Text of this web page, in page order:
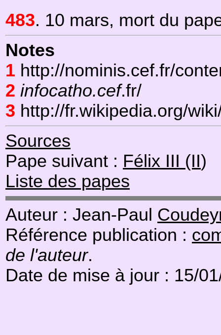
483. 10 mars, mort du
Notes
1 http://nominis.cef.fr/
2 infocatho.cef.fr/
3 http://fr.wikipedia.org/
Sources
Pape suivant : Félix III (II)
Liste des papes
Auteur : Jean-Paul
Référence publication :
de l'auteur.
Date de mise à jour : 15/